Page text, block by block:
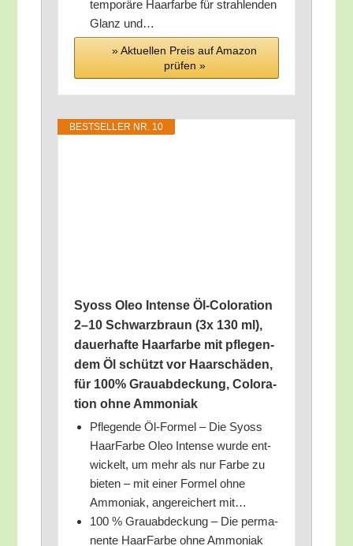
tem­po­rä­re Haar­far­be für strah­len­den
Glanz und…
» Aktu­el­len Preis auf Ama­zon
prü­fen »
BEST­SEL­LER NR. 10
Syoss Oleo Inten­se Öl-Colo­ra­ti­on
2–10 Schwarz­braun (3x 130 ml),
dau­er­haf­te Haar­far­be mit pfle­gen­
dem Öl schützt vor Haar­schä­den,
für 100% Grau­ab­de­ckung, Colo­ra­
ti­on ohne Ammoniak
Pfle­gen­de Öl-For­mel – Die Syoss
Haar­Far­be Oleo Inten­se wur­de ent­
wi­ckelt, um mehr als nur Far­be zu
bie­ten – mit einer For­mel ohne
Ammo­ni­ak, ange­rei­chert mit…
100 % Grau­ab­de­ckung – Die per­ma­
nen­te Haar­Far­be ohne Ammo­ni­ak